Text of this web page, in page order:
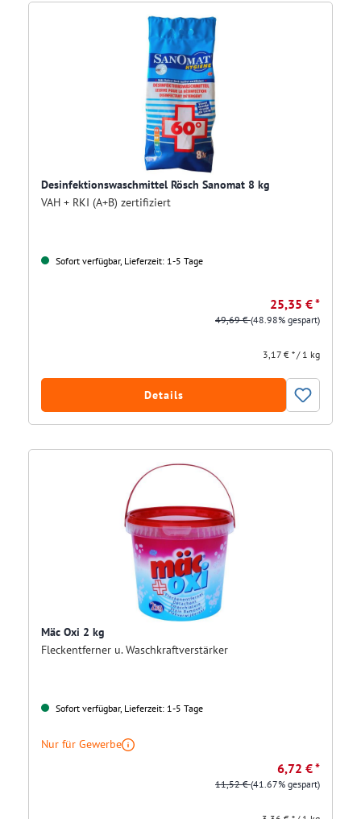
Desinfektionswaschmittel Rösch Sanomat 8 kg
VAH + RKI (A+B) zertifiziert
Sofort verfügbar, Lieferzeit: 1-5 Tage
25,35 € *
49,69 €(48.98% gespart)
3,17 € * / 1 kg
Details
Mäc Oxi 2 kg
Fleckentferner u. Waschkraftverstärker
Sofort verfügbar, Lieferzeit: 1-5 Tage
Nur für Gewerbe
6,72 € *
11,52 €(41.67% gespart)